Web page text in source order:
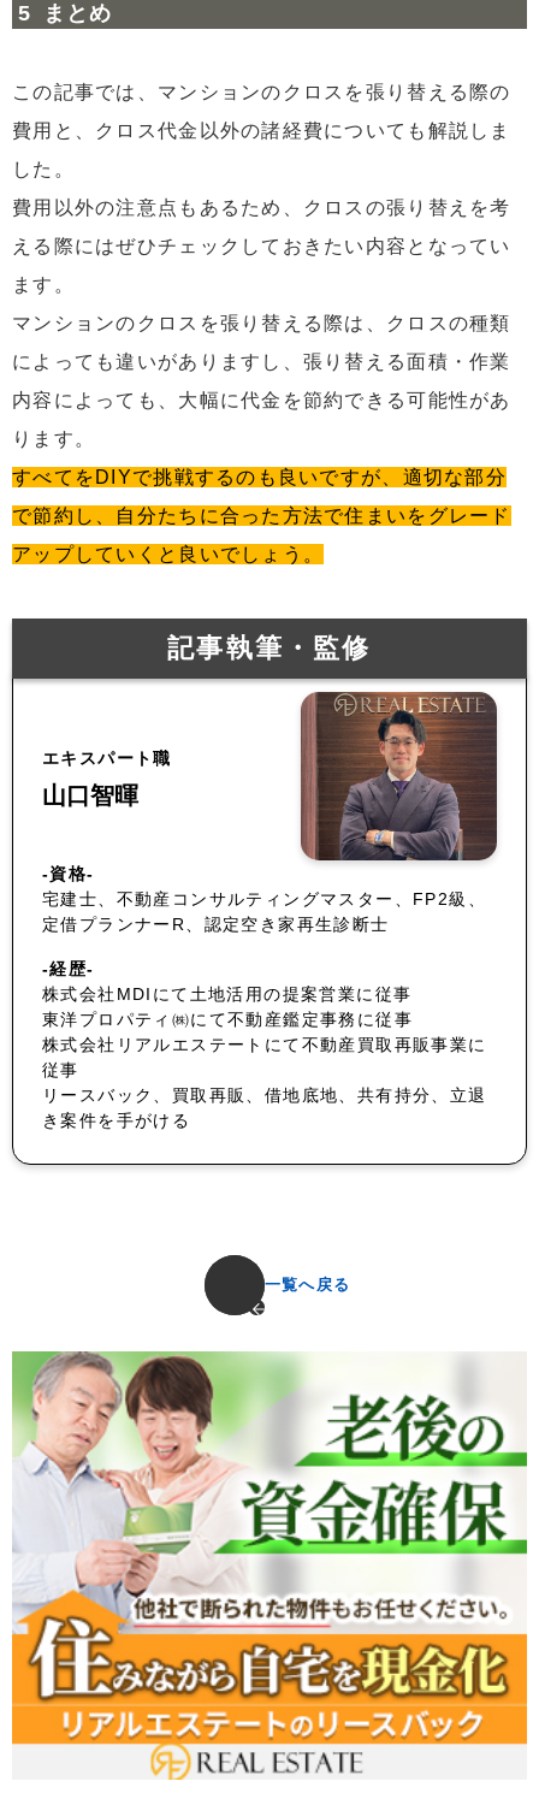
まとめ
この記事では、マンションのクロスを張り替える際の
費用と、クロス代金以外の諸経費についても解説しま
した。
費用以外の注意点もあるため、クロスの張り替えを考
える際にはぜひチェックしておきたい内容となってい
ます。
マンションのクロスを張り替える際は、クロスの種類
によっても違いがありますし、張り替える面積・作業
内容によっても、大幅に代金を節約できる可能性があ
ります。
すべてをDIYで挑戦するのも良いですが、適切な部分
で節約し、自分たちに合った方法で住まいをグレード
アップしていくと良いでしょう。
記事執筆・監修
エキスパート職
山口智暉
-資格-
宅建士、不動産コンサルティングマスター、FP2級、
定借プランナーR、認定空き家再生診断士
-経歴-
株式会社MDIにて土地活用の提案営業に従事
東洋プロパティ㈱にて不動産鑑定事務に従事
株式会社リアルエステートにて不動産買取再販事業に
従事
リースバック、買取再販、借地底地、共有持分、立退
き案件を手がける
一覧へ戻る